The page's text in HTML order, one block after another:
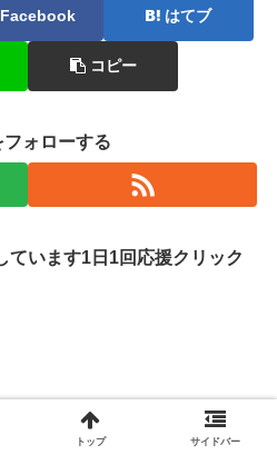
Facebook はてブ
コピー
ォローする
ています1日1回応援クリック
トップ サイドバー